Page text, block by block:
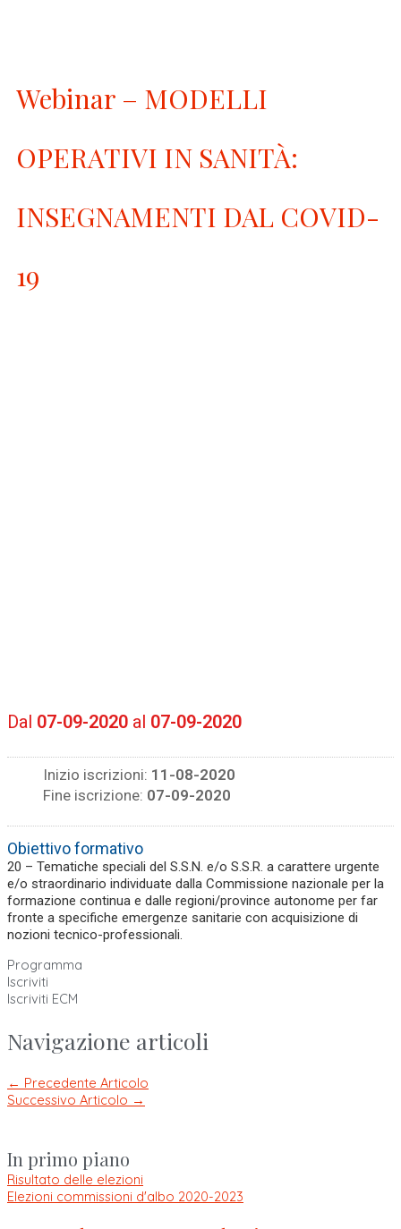
Webinar – MODELLI
OPERATIVI IN SANITÀ:
INSEGNAMENTI DAL COVID-
19
Dal 07-09-2020 al 07-09-2020
Inizio iscrizioni: 11-08-2020
Fine iscrizione: 07-09-2020
Obiettivo formativo
20 – Tematiche speciali del S.S.N. e/o S.S.R. a carattere urgente
e/o straordinario individuate dalla Commissione nazionale per la
formazione continua e dalle regioni/province autonome per far
fronte a specifiche emergenze sanitarie con acquisizione di
nozioni tecnico-professionali.
Programma
Iscriviti
Iscriviti ECM
Navigazione articoli
← Precedente Articolo
Successivo Articolo →
In primo piano
Risultato delle elezioni
Elezioni commissioni d'albo 2020-2023